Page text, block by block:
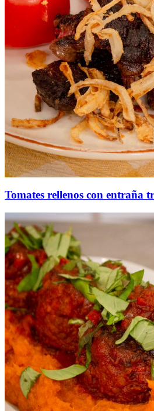
Tomates rellenos con entraña